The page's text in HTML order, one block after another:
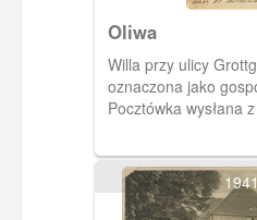
Oliwa
Willa przy ulicy
oznaczona jako
Pocztówka wysłana